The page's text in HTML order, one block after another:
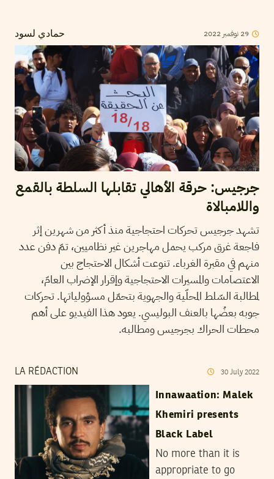
حمادي لسود 29 نوفمبر 2022
جرجيس: حرقة الأهالي تقابلها السلطة بالقمع
واللامبالاة
تشهد جرجيس تحركات احتجاجية منذ أكثر من شهرين إثر
فاجعة غرق مركب يحمل مهاجرين غير نظاميين، تمّ دفن عدد
منهم في مقبرة الغرباء. تنوعت أشكال الاحتجاج بين
الاعتصامات والمسيرات الاحتجاجية وإقرار الإضراب العامّ،
لمطالبة السّلط المحلّية والجهوية بتحمّل مسؤولياتها. تحركات
جوبه بعضُها بالعنف البوليسي. يعود هذا الفيديو على أهم
محطات الحراك بجرجيس ومطالبه.
LA RÉDACTION 30 July 2022
Innawaation: Malek
Khemiri presents
Black Label
No more than it is
appropriate to go